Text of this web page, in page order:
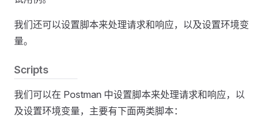
我们还可以设置脚本来处理请求和响应，以及设置环境变
量。
Scripts
我们可以在 Postman 中设置脚本来处理请求和响应，以
及设置环境变量，主要有下面两类脚本：